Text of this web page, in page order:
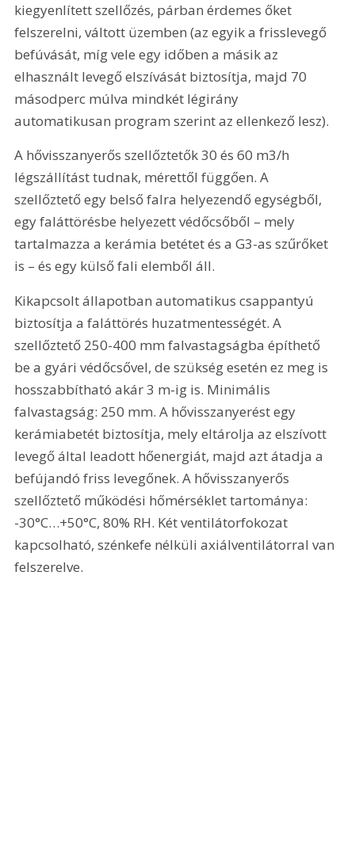
kiegyenlített szellőzés, párban érdemes őket
felszerelni, váltott üzemben (az egyik a frisslevegő
befúvását, míg vele egy időben a másik az
elhasznált levegő elszívását biztosítja, majd 70
másodperc múlva mindkét légirány
automatikusan program szerint az ellenkező lesz).
A hővisszanyerős szellőztetők 30 és 60 m3/h
légszállítást tudnak, mérettől függően. A
szellőztető egy belső falra helyezendő egységből,
egy faláttörésbe helyezett védőcsőből – mely
tartalmazza a kerámia betétet és a G3-as szűrőket
is – és egy külső fali elemből áll.
Kikapcsolt állapotban automatikus csappantyú
biztosítja a faláttörés huzatmentességét. A
szellőztető 250-400 mm falvastagságba építhető
be a gyári védőcsővel, de szükség esetén ez meg is
hosszabbítható akár 3 m-ig is. Minimális
falvastagság: 250 mm. A hővisszanyerést egy
kerámiabetét biztosítja, mely eltárolja az elszívott
levegő által leadott hőenergiát, majd azt átadja a
befújandó friss levegőnek. A hővisszanyerős
szellőztető működési hőmérséklet tartománya:
-30°C…+50°C, 80% RH. Két ventilátorfokozat
kapcsolható, szénkefe nélküli axiálventilátorral van
felszerelve.